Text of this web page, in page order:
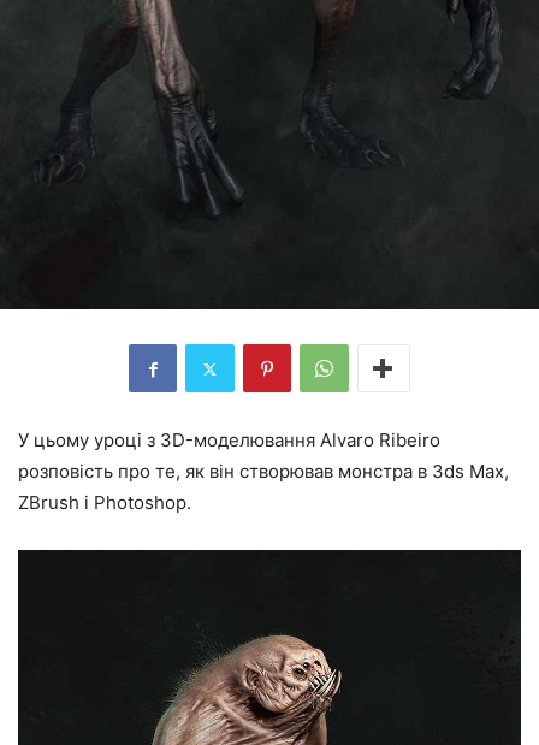
У цьому уроці з 3D-моделювання Alvaro Ribeiro
розповість про те, як він створював монстра в 3ds Max,
ZBrush і Photoshop.